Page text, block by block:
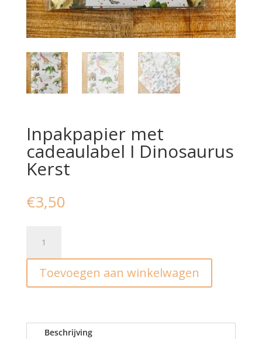
Inpakpapier met
cadeaulabel I Dinosaurus
Kerst
€3,50
cadeaulabel
Dinosaurus
Toevoegen aan winkelwagen
Beschrijving